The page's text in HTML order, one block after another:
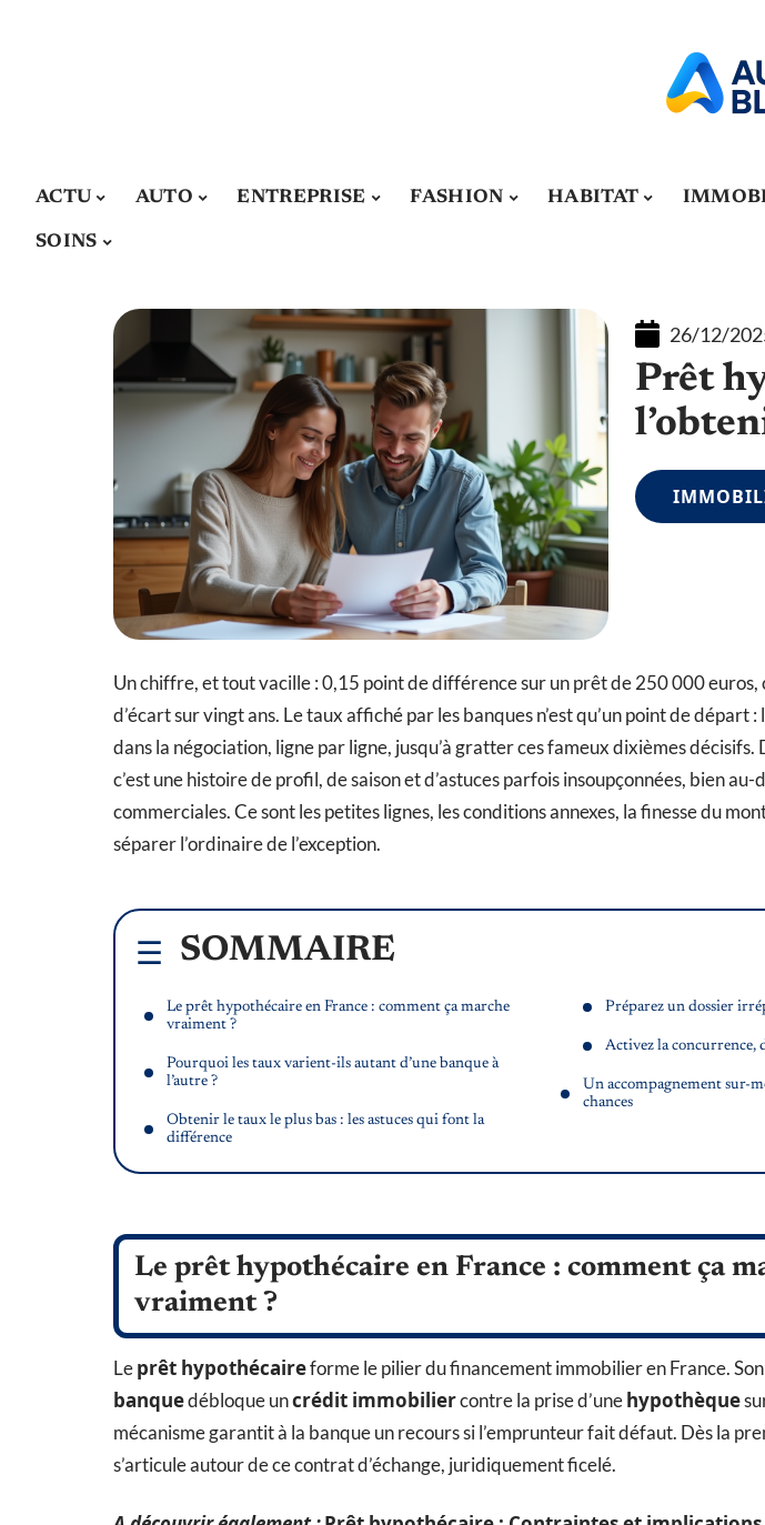
ACTU AUTO ENTREPRISE FASHION HABITAT
SOINS
26/12/
Prêt
Un chiffre, et tout vacille : 0,15 point de différence sur un prêt de 250 000 euros,
d’écart sur vingt ans. Le taux affiché par les banques n’est qu’un point de départ
dans la négociation, ligne par ligne, jusqu’à gratter ces fameux dixièmes
c’est une histoire de profil, de saison et d’astuces parfois insoupçonnées, bien
commerciales. Ce sont les petites lignes, les conditions annexes, la finesse du
séparer l’ordinaire de l’exception.
SOMMAIRE
Le prêt hypothécaire en France : comment ça marche
vraiment ?
Pourquoi les taux varient-ils autant d’une banque à
l’autre ?
Obtenir le taux le plus bas : les astuces qui font la
différence
Préparez un dossier
Activez la concurrence,
Un accompagnement sur-
chances
Le prêt hypothécaire en France : comment ça
vraiment ?
Leprêt hypothécaireforme le pilier du financement immobilier en France.
banquedébloque uncrédit immobiliercontre la prise d’unehypothèque
mécanisme garantit à la banque un recours si l’emprunteur fait défaut. Dès la
s’articule autour de ce contrat d’échange, juridiquement ficelé.